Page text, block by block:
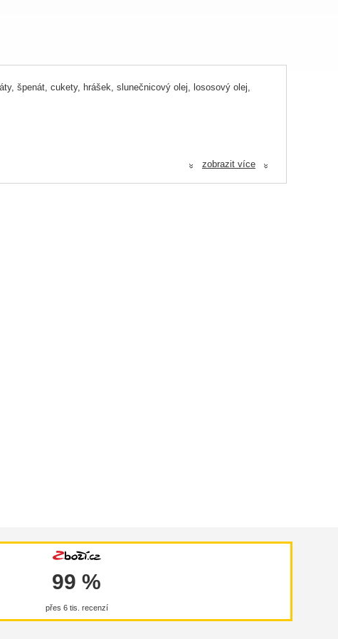
špenát, cukety, hrášek, slunečnicový olej, lososový olej,
« zobrazit více «
99 %
přes 6 tis. recenzí